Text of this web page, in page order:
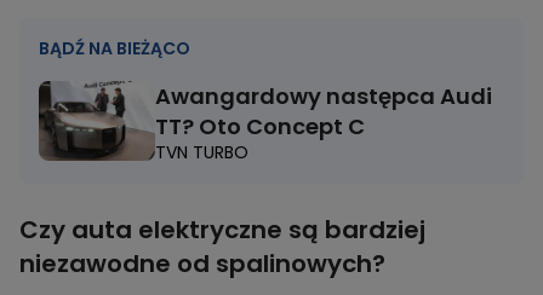
BĄDŹ NA BIEŻĄCO
Awangardowy następca Audi
TT? Oto Concept C
TVN TURBO
Czy auta elektryczne są bardziej
niezawodne od spalinowych?